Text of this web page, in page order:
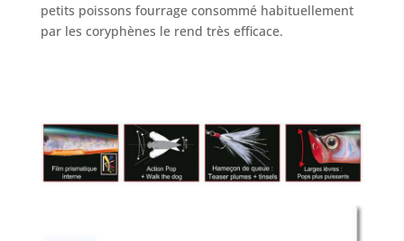
petits poissons fourrage consommé habituellement
par les coryphènes le rend très efficace.